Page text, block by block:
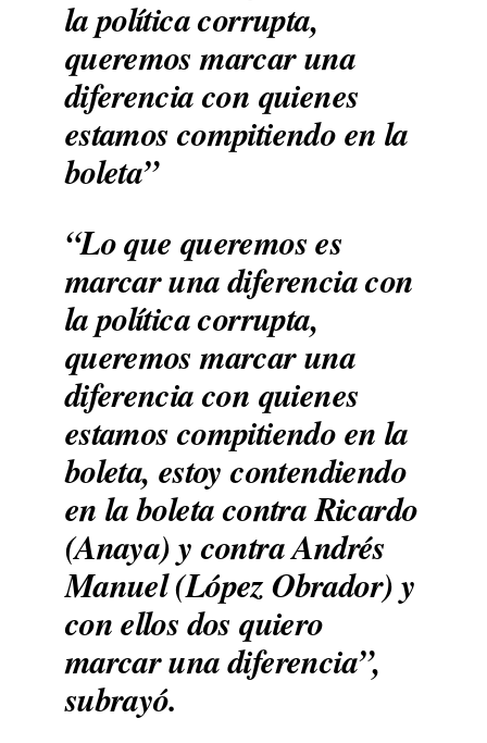
la política corrupta,
queremos marcar una
diferencia con quienes
estamos compitiendo en la
boleta”
“Lo que queremos es
marcar una diferencia con
la política corrupta,
queremos marcar una
diferencia con quienes
estamos compitiendo en la
boleta, estoy contendiendo
en la boleta contra Ricardo
(Anaya) y contra Andrés
Manuel (López Obrador) y
con ellos dos quiero
marcar una diferencia”,
subrayó.